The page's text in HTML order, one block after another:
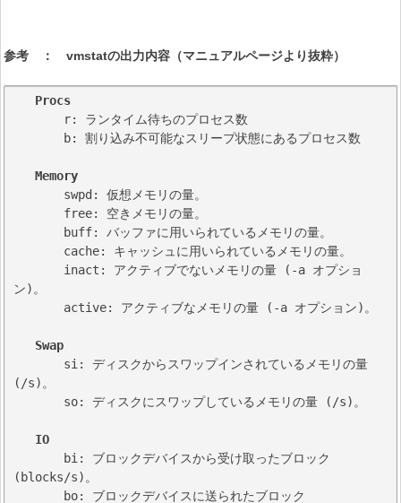
参考 ： vmstatの出力内容（マニュアルページより抜粋）
Procs
Memory
ン)。
Swap
(/s)。
IO
(blocks/s)。